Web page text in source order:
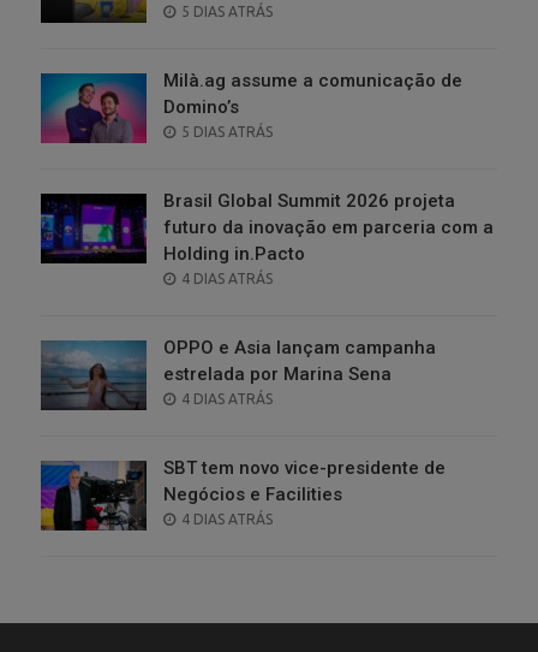
POSTED
5 DIAS ATRÁS
Milà.ag assume a comunicação de
Domino’s
POSTED
5 DIAS ATRÁS
Brasil Global Summit 2026 projeta
futuro da inovação em parceria com a
Holding in.Pacto
POSTED
4 DIAS ATRÁS
OPPO e Asia lançam campanha
estrelada por Marina Sena
POSTED
4 DIAS ATRÁS
SBT tem novo vice-presidente de
Negócios e Facilities
POSTED
4 DIAS ATRÁS